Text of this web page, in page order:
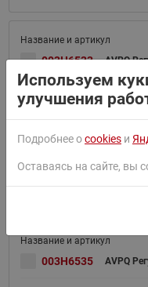
003H6533 AVPQ
AVPQ
003H6535 AVPQ
Используем
улучшения
Подробнее оcookies и
Оставаясь на сайте, вы